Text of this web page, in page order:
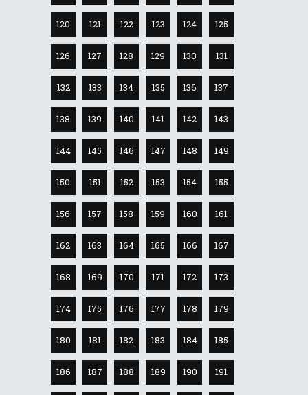
120 121 122 123 124 125
126 127 128 129 130 131
132 133 134 135 136 137
138 139 140 141 142 143
144 145 146 147 148 149
150 151 152 153 154 155
156 157 158 159 160 161
162 163 164 165 166 167
168 169 170 171 172 173
174 175 176 177 178 179
180 181 182 183 184 185
186 187 188 189 190 191